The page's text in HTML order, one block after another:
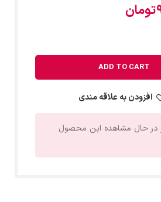
تومان
ADD TO CART
افزودن به علاقه مندی
در حال مشاهده این محصول